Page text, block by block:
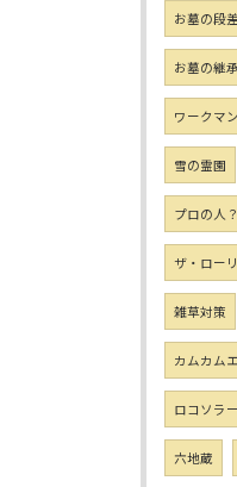
お墓の段差
お墓の継承
ワークマン
雪の霊園
プロの人？
ザ・ロー
雑草対策
カムカム
ロコソラ
六地蔵